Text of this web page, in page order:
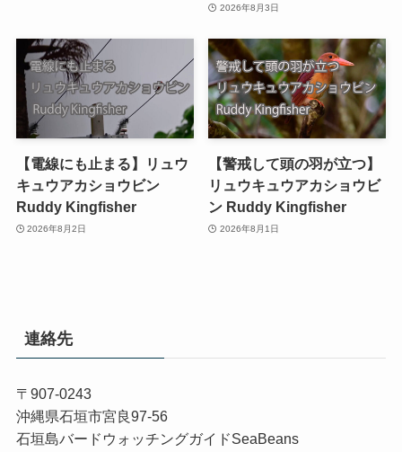
2026年8月3日
【電線にも止まる】リュウ
キュウアカショウビン
Ruddy Kingfisher
2026年8月2日
【警戒して頭の羽が立つ】
リュウキュウアカショウビ
ン Ruddy Kingfisher
2026年8月1日
連絡先
〒907-0243
沖縄県石垣市宮良97-56
石垣島バードウォッチングガイドSeaBeans